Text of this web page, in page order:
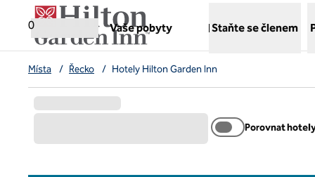
Přejít na obsah
0
Vaše pobyty
,otvírá novou záložku
Staňte se členem
Místa / Řecko / Hotely Hilton Garden Inn
Porovnat